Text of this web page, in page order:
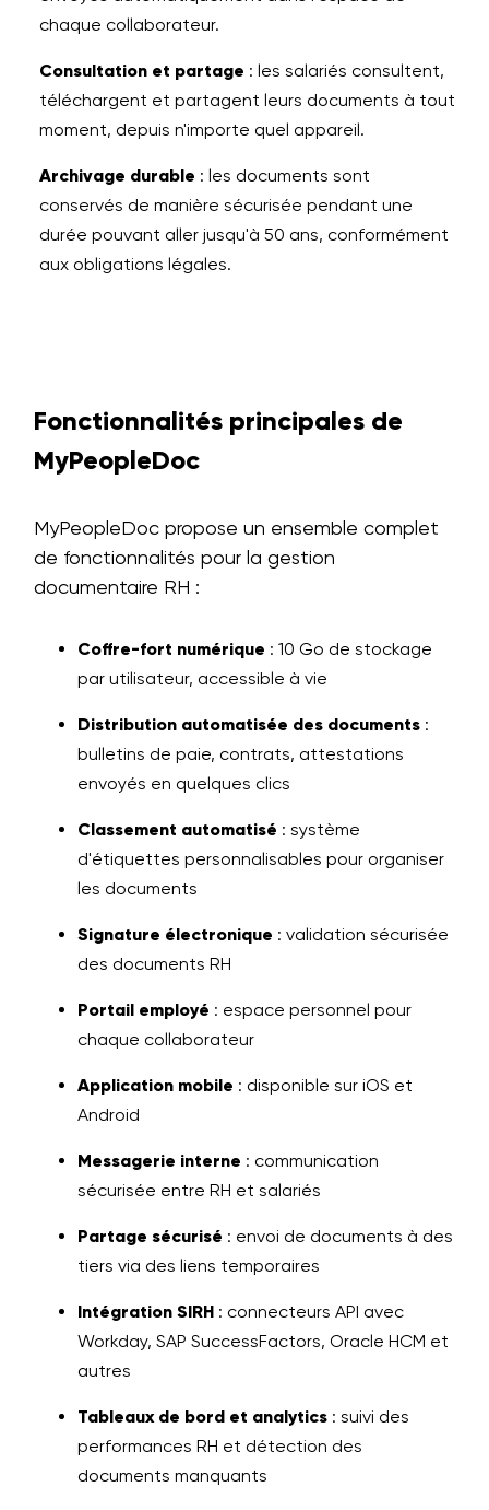
chaque collaborateur.
Consultation et partage : les salariés consultent,
téléchargent et partagent leurs documents à tout
moment, depuis n'importe quel appareil.
Archivage durable : les documents sont
conservés de manière sécurisée pendant une
durée pouvant aller jusqu'à 50 ans, conformément
aux obligations légales.
Fonctionnalités principales de
MyPeopleDoc
MyPeopleDoc propose un ensemble complet
de fonctionnalités pour la gestion
documentaire RH :
Coffre-fort numérique : 10 Go de stockage
par utilisateur, accessible à vie
Distribution automatisée des documents :
bulletins de paie, contrats, attestations
envoyés en quelques clics
Classement automatisé : système
d'étiquettes personnalisables pour organiser
les documents
Signature électronique : validation sécurisée
des documents RH
Portail employé : espace personnel pour
chaque collaborateur
Application mobile : disponible sur iOS et
Android
Messagerie interne : communication
sécurisée entre RH et salariés
Partage sécurisé : envoi de documents à des
tiers via des liens temporaires
Intégration SIRH : connecteurs API avec
Workday, SAP SuccessFactors, Oracle HCM et
autres
Tableaux de bord et analytics : suivi des
performances RH et détection des
documents manquants